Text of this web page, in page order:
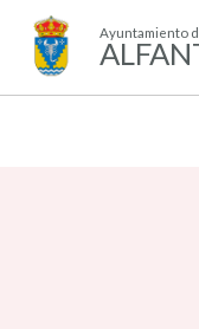
Ayuntamiento